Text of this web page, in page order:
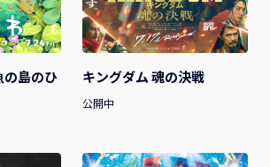
の島のひ
キングダム 魂の決戦
公開中